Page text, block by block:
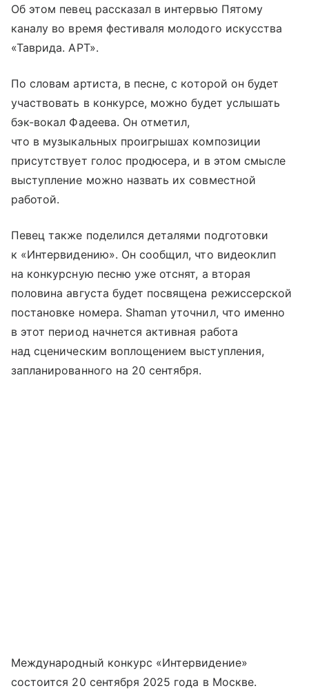
Об этом певец рассказал в интервью Пятому
каналу во время фестиваля молодого искусства
«Таврида. АРТ».
По словам артиста, в песне, с которой он будет
участвовать в конкурсе, можно будет услышать
бэк-вокал Фадеева. Он отметил,
что в музыкальных проигрышах композиции
присутствует голос продюсера, и в этом смысле
выступление можно назвать их совместной
работой.
Певец также поделился деталями подготовки
к «Интервидению». Он сообщил, что видеоклип
на конкурсную песню уже отснят, а вторая
половина августа будет посвящена режиссерской
постановке номера. Shaman уточнил, что именно
в этот период начнется активная работа
над сценическим воплощением выступления,
запланированного на 20 сентября.
Международный конкурс «Интервидение»
состоится 20 сентября 2025 года в Москве.